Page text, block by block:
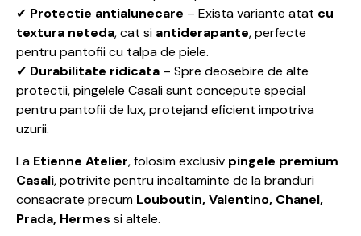
✔ Protectie antialunecare – Exista variante atat cu
textura neteda, cat si antiderapante, perfecte
pentru pantofii cu talpa de piele.
✔ Durabilitate ridicata – Spre deosebire de alte
protectii, pingelele Casali sunt concepute special
pentru pantofii de lux, protejand eficient impotriva
uzurii.
La Etienne Atelier, folosim exclusiv pingele premium
Casali, potrivite pentru incaltaminte de la branduri
consacrate precum Louboutin, Valentino, Chanel,
Prada, Hermes si altele.